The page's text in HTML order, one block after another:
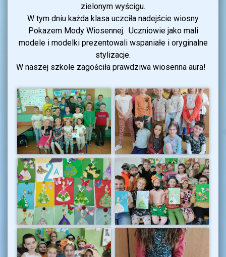
zielonym wyścigu.
W tym dniu każda klasa uczciła nadejście wiosny
Pokazem Mody Wiosennej. Uczniowie jako mali
modele i modelki prezentowali wspaniałe i oryginalne
stylizacje.
W naszej szkole zagościła prawdziwa wiosenna aura!